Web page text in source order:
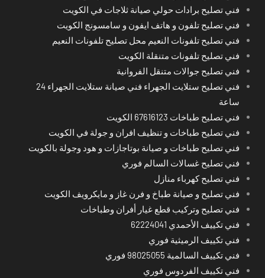
فني تصليح برادات حولي صيانة ثلاجات في الكويت
فني تصليح تلفون و هاتف ايفون و سامسونج الكويت
فني تصليح تلفونات النعيم محل تصليح تلفونات النعيم
فني تصليح تلفونات متنقلة الكويت
فني تصليح جوالات متنقل الفروانية
فني تصليح ستلايت الجهراء فني صيانة ستلايت الجهراء 24
ساعة
فني تصليح طباخات 67616123 الكويت
فني تصليح طباخات و تنظيف افران و جولة في الكويت
فني تصليح طباخات و صيانة بوتاجازات و هود وجولة بالكويت
فني تصليح غسالات السالم فوري
فني تصليح كهرباء منازل
فني تصليح و صيانة طباخ و فرن غاز و مايكرويف الكويت
فني تصليح وتركيب قطع غيار أفران وطباخات
فني تكييف الأحمدي 62224041
فني تكييف الرميثية فوري
فني تكييف السالمية 98025055 فوري
فني تكييف الفردوس فوري